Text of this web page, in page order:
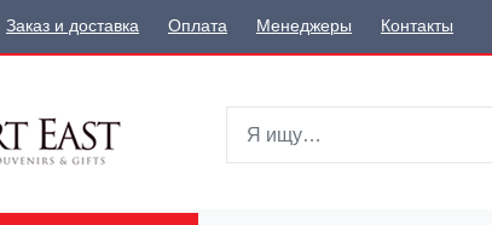
Заказ и доставка Оплата Менеджеры Контакты